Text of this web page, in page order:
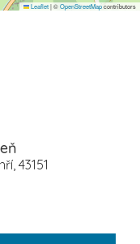
Leaflet|©OpenStreetMapcontributors
43151